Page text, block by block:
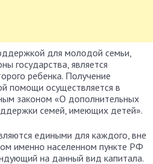
для молодой семьи,
государства, является
ребенка. Получение
помощи осуществляется в
законом «О дополнительных
семей, имеющих детей».
едиными для каждого, вне
именно населенном пункте РФ
на данный вид капитала.